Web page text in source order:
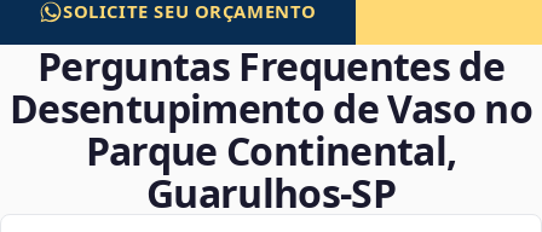
SOLICITE SEU ORÇAMENTO
Perguntas Frequentes de
Desentupimento de Vaso no
Parque Continental,
Guarulhos‑SP